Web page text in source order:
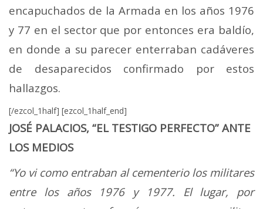
encapuchados de la Armada en los años 1976
y 77 en el sector que por entonces era baldío,
en donde a su parecer enterraban cadáveres
de desaparecidos confirmado por estos
hallazgos.
[/ezcol_1half] [ezcol_1half_end]
JOSÉ PALACIOS, “EL TESTIGO PERFECTO” ANTE
LOS MEDIOS
“Yo vi como entraban al cementerio los militares
entre los años 1976 y 1977. El lugar, por